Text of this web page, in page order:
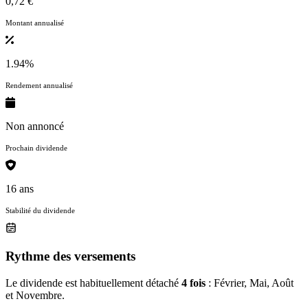
Montant annualisé
1.94%
Rendement annualisé
Non annoncé
Prochain dividende
16 ans
Stabilité du dividende
Rythme des versements
Le dividende est habituellement détaché 4 fois : Février, Mai, Août
et Novembre.